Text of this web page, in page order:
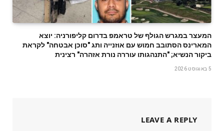
המעצר במגרש הגולף של טראמפ בדרום קליפורניה: יוצא
המארינס הסתובב חמוש עם אוזנייה ותג "סוכן אבטחה" לקראת
ביקור הנשיא; "התנהגותו עוררה נורת אזהרה" רצינית
5 באוגוסט 2026
LEAVE A REPLY